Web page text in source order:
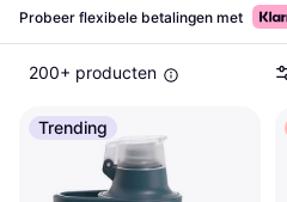
Probeer flexibele betalingen met
200+ producten
Trending